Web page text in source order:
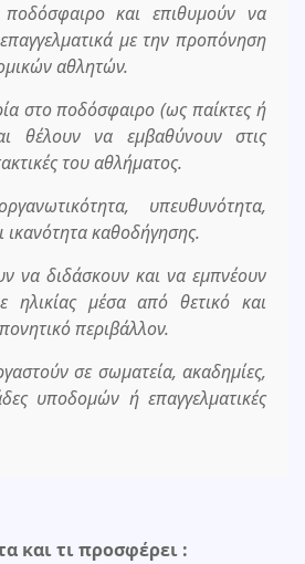
και επιθυμούν να
με την προπόνηση
αθλητών.
στο ποδόσφαιρο (ως παίκτες ή
θέλουν να εμβαθύνουν στις
του αθλήματος.
υπευθυνότητα,
ικανότητα καθοδήγησης.
να διδάσκουν και να εμπνέουν
ηλικίας μέσα από θετικό και
περιβάλλον.
σε σωματεία, ακαδημίες,
υποδομών ή επαγγελματικές
και τι προσφέρει :